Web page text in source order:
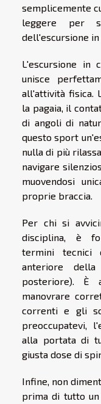
semplicemente
leggere per
dell'escursione in
L'escursione in
unisce
all'attività fisica.
la pagaia, il
di angoli di
questo sport
nulla di più
navigare
muovendosi
proprie braccia.
Per chi si
disciplina, è
termini tecnici
anteriore
posteriore). È
manovrare
correnti e gli
preoccupatevi,
alla portata di
giusta dose di
Infine, non
prima di tutto